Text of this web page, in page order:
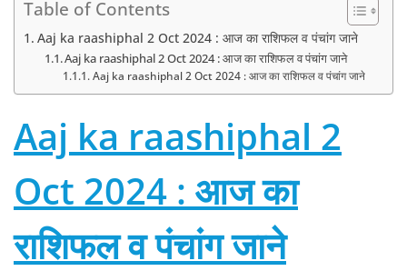
Table of Contents
Aaj ka raashiphal 2 Oct 2024 : आज का राशिफल व पंचांग जाने
Aaj ka raashiphal 2 Oct 2024 : आज का राशिफल व पंचांग जाने
Aaj ka raashiphal 2 Oct 2024 : आज का राशिफल व पंचांग जाने
Aaj ka raashiphal 2
Oct 2024 : आज का
राशिफल व पंचांग जाने